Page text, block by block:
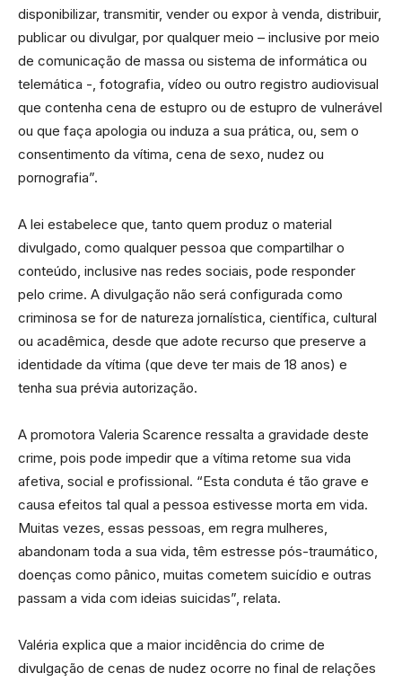
disponibilizar, transmitir, vender ou expor à venda, distribuir,
publicar ou divulgar, por qualquer meio – inclusive por meio
de comunicação de massa ou sistema de informática ou
telemática -, fotografia, vídeo ou outro registro audiovisual
que contenha cena de estupro ou de estupro de vulnerável
ou que faça apologia ou induza a sua prática, ou, sem o
consentimento da vítima, cena de sexo, nudez ou
pornografia”.
A lei estabelece que, tanto quem produz o material
divulgado, como qualquer pessoa que compartilhar o
conteúdo, inclusive nas redes sociais, pode responder
pelo crime. A divulgação não será configurada como
criminosa se for de natureza jornalística, científica, cultural
ou acadêmica, desde que adote recurso que preserve a
identidade da vítima (que deve ter mais de 18 anos) e
tenha sua prévia autorização.
A promotora Valeria Scarence ressalta a gravidade deste
crime, pois pode impedir que a vítima retome sua vida
afetiva, social e profissional. “Esta conduta é tão grave e
causa efeitos tal qual a pessoa estivesse morta em vida.
Muitas vezes, essas pessoas, em regra mulheres,
abandonam toda a sua vida, têm estresse pós-traumático,
doenças como pânico, muitas cometem suicídio e outras
passam a vida com ideias suicidas”, relata.
Valéria explica que a maior incidência do crime de
divulgação de cenas de nudez ocorre no final de relações